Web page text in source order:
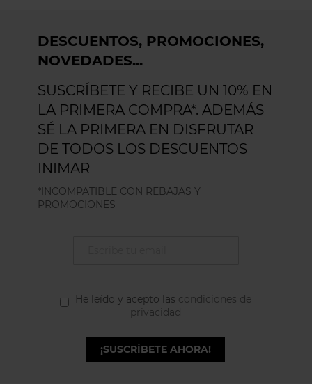
DESCUENTOS, PROMOCIONES,
NOVEDADES...
SUSCRÍBETE Y RECIBE UN 10% EN
LA PRIMERA COMPRA*. ADEMÁS
SÉ LA PRIMERA EN DISFRUTAR
DE TODOS LOS DESCUENTOS
INIMAR
*INCOMPATIBLE CON REBAJAS Y
PROMOCIONES
He leído y acepto las condiciones de
privacidad
¡SUSCRÍBETE AHORA!